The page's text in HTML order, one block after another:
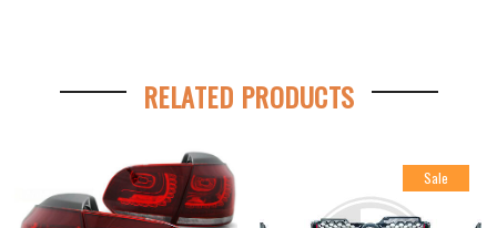
RELATED PRODUCTS
Sale